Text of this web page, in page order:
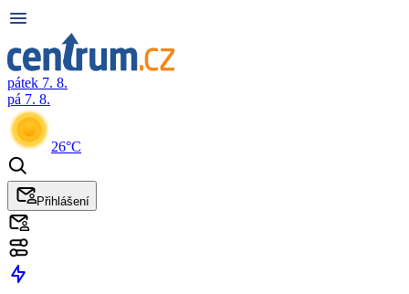
pátek 7. 8.
pá 7. 8.
26°C
Přihlášení